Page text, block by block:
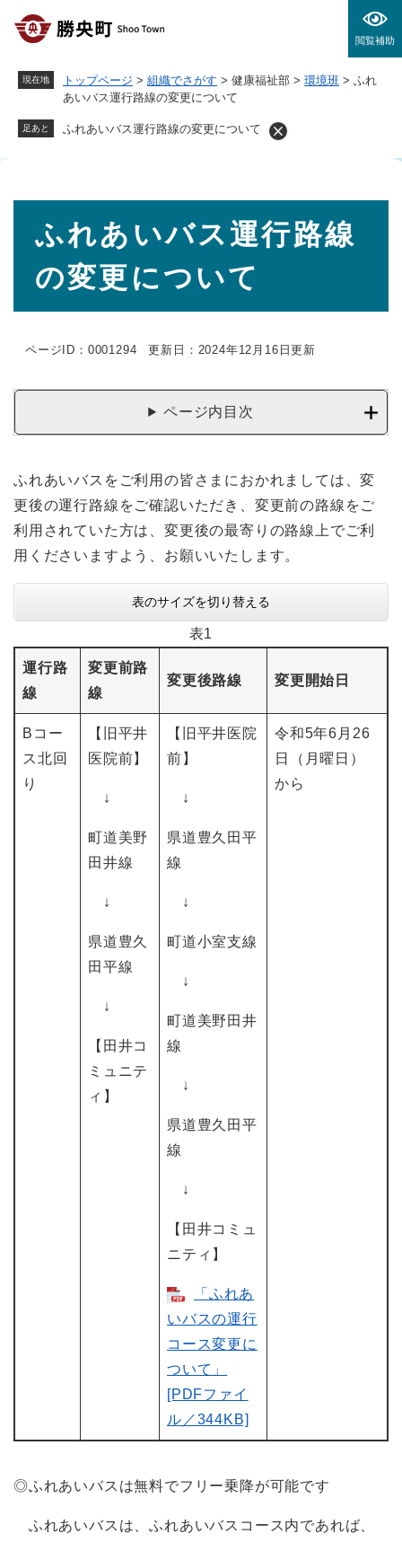
閲覧補助
現在地 トップページ > 組織でさがす > 健康福祉部 > 環境班 > ふれ
あいバス運行路線の変更について
足あと ふれあいバス運行路線の変更について
ふれあいバス運行路線
の変更について
ページID：0001294 更新日：2024年12月16日更新
ページ内目次
ふれあいバスをご利用の皆さまにおかれましては、変
更後の運行路線をご確認いただき、変更前の路線をご
利用されていた方は、変更後の最寄りの路線上でご利
用くださいますよう、お願いいたします。
表のサイズを切り替える
表1
運行路
線
変更前路
線
変更後路線 変更開始日
Bコー
ス北回
り
【旧平井
医院前】
↓
町道美野
田井線
↓
県道豊久
田平線
↓
【田井コ
ミュニテ
ィ】
【旧平井医院
前】
↓
県道豊久田平
線
↓
町道小室支線
↓
町道美野田井
線
↓
県道豊久田平
線
↓
【田井コミュ
ニティ】
「ふれあ
いバスの運行
コース変更に
ついて」
[PDFファイ
ル／344KB]
令和5年6月26
日（月曜日）
から
◎ふれあいバスは無料でフリー乗降が可能です
ふれあいバスは、ふれあいバスコース内であれば、